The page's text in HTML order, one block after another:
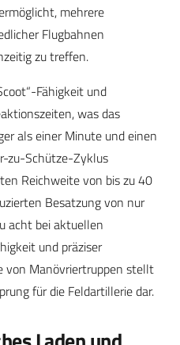
mehrere
Flugbahnen
zu treffen.
Fähigkeit und
was das
als einer Minute und einen
zu-Schütze-Zyklus
Reichweite von bis zu 40
Besatzung von nur
acht bei aktuellen
und präziser
von Manövriertruppen stellt
für die Feldartillerie dar.